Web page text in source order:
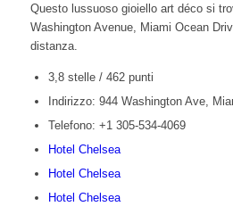
Questo lussuoso gioiello art déco si
Washington Avenue, Miami Ocean
distanza.
3,8 stelle / 462 punti
Indirizzo: 944 Washington Ave,
Telefono: +1 305-534-4069
Hotel Chelsea
Hotel Chelsea
Hotel Chelsea